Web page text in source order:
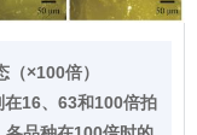
×100倍）
16、63和100倍拍